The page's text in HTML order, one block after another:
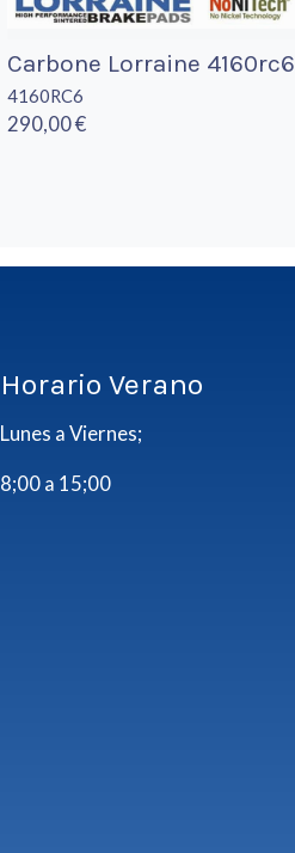
Carbone Lorraine 4160rc6
4160RC6
290,00 €
Horario Verano
Lunes a Viernes;
8;00 a 15;00